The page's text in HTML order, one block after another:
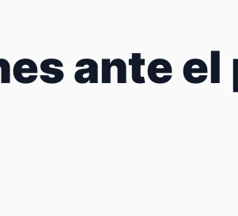
ante el